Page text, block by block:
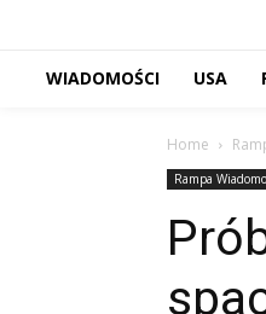
WIADOMOŚCI USA
Home
Rampa